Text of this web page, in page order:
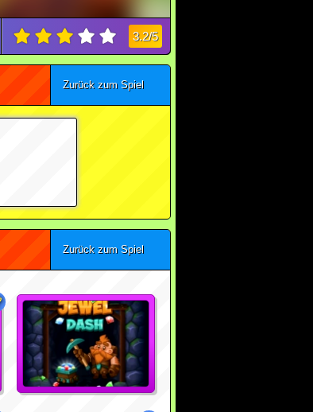
3.2/5
Zurück zum Spiel
Zurück zum Spiel